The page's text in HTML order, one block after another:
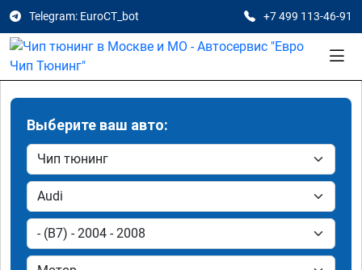
Telegram: EuroCT_bot +7 499 113-46-91
Выберите ваш авто: